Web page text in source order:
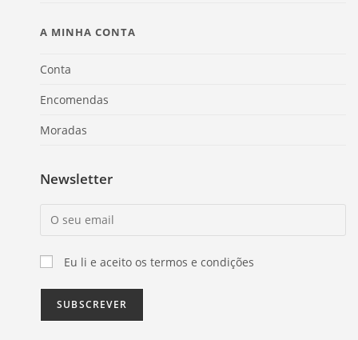
A MINHA CONTA
Conta
Encomendas
Moradas
Newsletter
Eu li e aceito os termos e condições